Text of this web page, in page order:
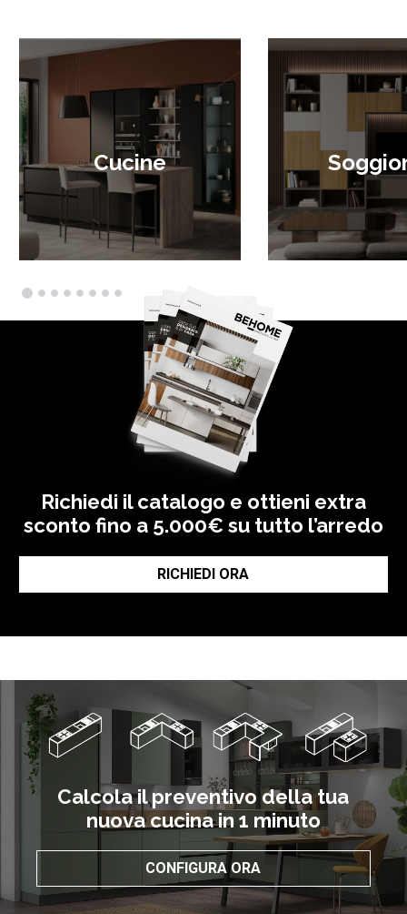
Cucine
Richiedi il catalogo e ottieni extra
sconto fino a 5.000€ su tutto l’arredo
RICHIEDI ORA
Calcola il preventivo della tua
nuova cucina in 1 minuto
CONFIGURA ORA